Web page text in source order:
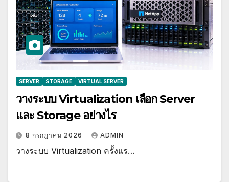
SERVER STORAGE VIRTUAL SERVER
วางระบบ Virtualization เลือก Server
และ Storage อย่างไร
8 กรกฎาคม 2026 ADMIN
วางระบบ Virtualization ครั้งแร…